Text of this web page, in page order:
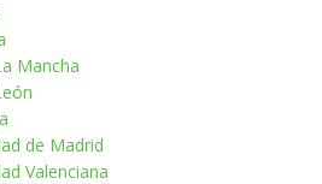
Mancha
de Madrid
Valenciana